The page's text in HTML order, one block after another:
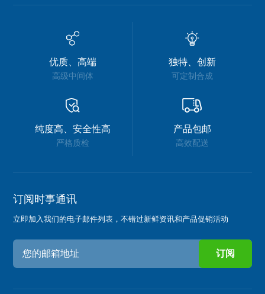
优质、高端
高级中间体
独特、创新
可定制合成
纯度高、安全性高
严格质检
产品包邮
高效配送
订阅时事通讯
立即加入我们的电子邮件列表，不错过新鲜资讯和产品促销活动